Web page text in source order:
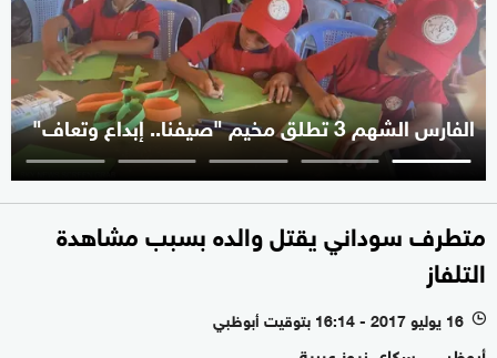
الفارس الشهم 3 تطلق مخيم "صيفنا.. إبداع وتعاف"
متطرف سوداني يقتل والده بسبب مشاهدة
التلفاز
l 16 يوليو 2017 - 16:14 بتوقيت أبوظبي